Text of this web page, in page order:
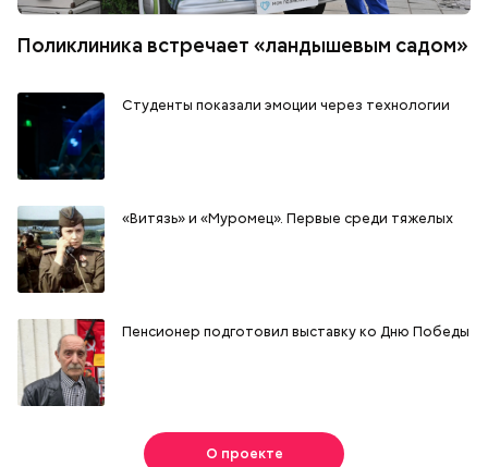
Поликлиника встречает «ландышевым садом»
Студенты показали эмоции через технологии
«Витязь» и «Муромец». Первые среди тяжелых
Пенсионер подготовил выставку ко Дню Победы
О проекте